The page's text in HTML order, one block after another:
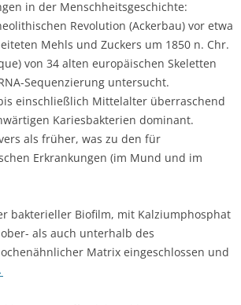
in der Menschheitsgeschichte:
Revolution (Ackerbau) vor etwa
Mehls und Zuckers um 1850 n. Chr.
von 34 alten europäischen Skeletten
Sequenzierung untersucht.
einschließlich Mittelalter überraschend
Kariesbakterien dominant.
als früher, was zu den für
Erkrankungen (im Mund und im
bakterieller Biofilm, mit Kalziumphosphat
als auch unterhalb des
Matrix eingeschlossen und